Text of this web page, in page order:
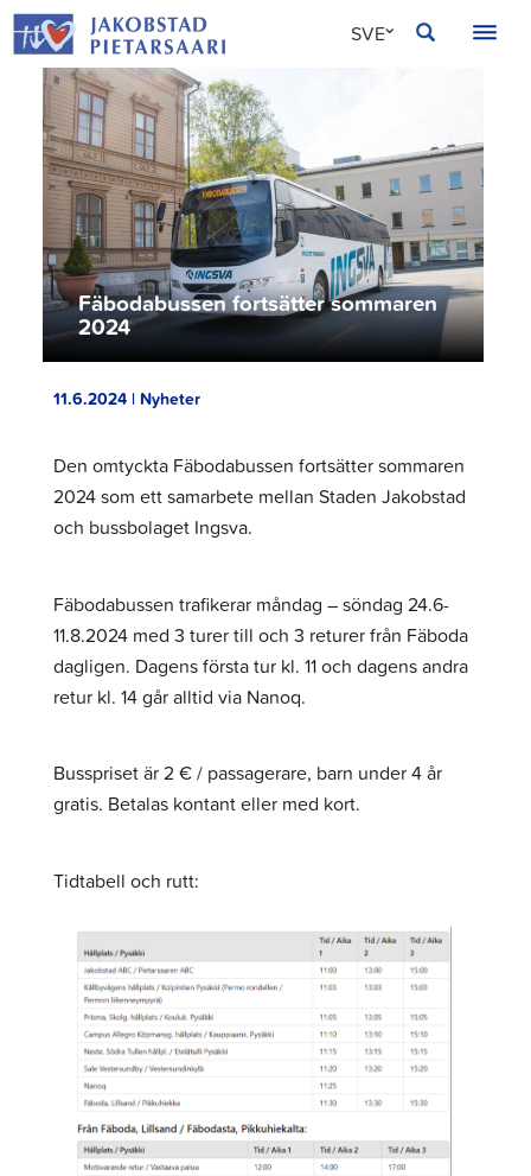
Hoppa
till
innehållet
SVE
Fäbodabussen fortsätter sommaren
2024
11.6.2024 | Nyheter
Den omtyckta Fäbodabussen fortsätter sommaren
2024 som ett samarbete mellan Staden Jakobstad
och bussbolaget Ingsva.
Fäbodabussen trafikerar måndag – söndag 24.6-
11.8.2024 med 3 turer till och 3 returer från Fäboda
dagligen. Dagens första tur kl. 11 och dagens andra
retur kl. 14 går alltid via Nanoq.
Busspriset är 2 € / passagerare, barn under 4 år
gratis. Betalas kontant eller med kort.
Tidtabell och rutt: